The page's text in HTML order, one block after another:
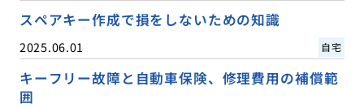
スペアキー作成で損をしないための知識
2025.06.01 自宅
キーフリー故障と自動車保険、修理費用の補償範
囲